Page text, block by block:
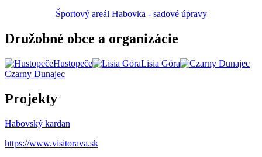
Športový areál Habovka - sadové úpravy
Družobné obce a organizácie
Hustopeče
Lisia Góra
Czarny Dunajec
Projekty
Habovský kardan
https://www.visitorava.sk